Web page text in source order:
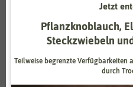
Essenziell
Jetzt
Pflanzknoblauch,
Steckzwiebeln
Teilweise begrenzte
durch